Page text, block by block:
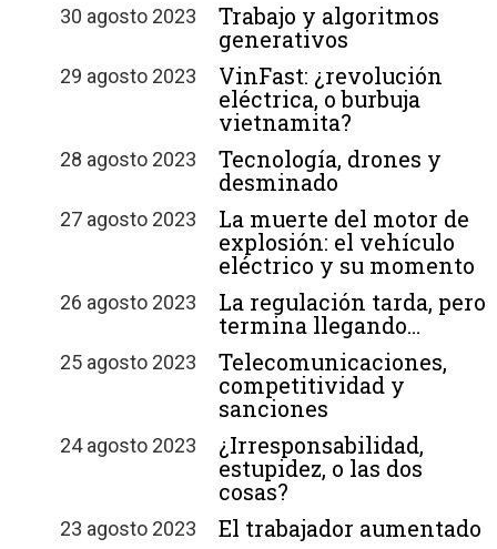
30 agosto 2023
Trabajo y algoritmos
generativos
29 agosto 2023
VinFast: ¿revolución
eléctrica, o burbuja
vietnamita?
28 agosto 2023
Tecnología, drones y
desminado
27 agosto 2023
La muerte del motor de
explosión: el vehículo
eléctrico y su momento
26 agosto 2023
La regulación tarda, pero
termina llegando…
25 agosto 2023
Telecomunicaciones,
competitividad y
sanciones
24 agosto 2023
¿Irresponsabilidad,
estupidez, o las dos
cosas?
23 agosto 2023 El trabajador aumentado